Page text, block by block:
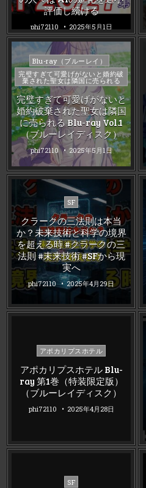
評価し続ける
phi72110 2025年5月1日
Posted
in
Blu-ray（ブルーレイ）
完璧すぎて可愛げがないと婚約破
棄された聖女は隣国に売られる
完璧すぎて可愛げがないと
婚約破棄された聖女は隣国
に売られる Blu-ray Vol.1
（ブルーレイディスク）
phi72110 2025年5月1日
Posted
in
SF
クラークの三法則は本当
か？未来技術と科学の境界
を超える時 #クラークの三
法則 #未来技術 #SFから現
実へ
phi72110 2025年4月29日
Posted
アポカリプスホテル
アポカリプスホテル Blu-
ray 第1巻（特装限定版）
（ブルーレイディスク）
phi72110 2025年4月28日
Posted
SF